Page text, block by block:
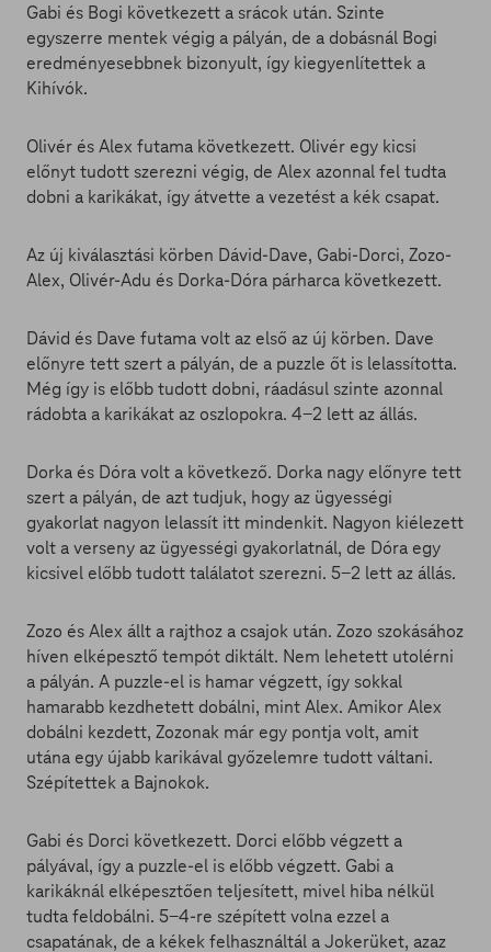
Gabi és Bogi következett a srácok után. Szinte
egyszerre mentek végig a pályán, de a dobásnál Bogi
eredményesebbnek bizonyult, így kiegyenlítettek a
Kihívók.
Olivér és Alex futama következett. Olivér egy kicsi
előnyt tudott szerezni végig, de Alex azonnal fel tudta
dobni a karikákat, így átvette a vezetést a kék csapat.
Az új kiválasztási körben Dávid-Dave, Gabi-Dorci, Zozo-
Alex, Olivér-Adu és Dorka-Dóra párharca következett.
Dávid és Dave futama volt az első az új körben. Dave
előnyre tett szert a pályán, de a puzzle őt is lelassította.
Még így is előbb tudott dobni, ráadásul szinte azonnal
rádobta a karikákat az oszlopokra. 4-2 lett az állás.
Dorka és Dóra volt a következő. Dorka nagy előnyre tett
szert a pályán, de azt tudjuk, hogy az ügyességi
gyakorlat nagyon lelassít itt mindenkit. Nagyon kiélezett
volt a verseny az ügyességi gyakorlatnál, de Dóra egy
kicsivel előbb tudott találatot szerezni. 5-2 lett az állás.
Zozo és Alex állt a rajthoz a csajok után. Zozo szokásához
híven elképesztő tempót diktált. Nem lehetett utolérni
a pályán. A puzzle-el is hamar végzett, így sokkal
hamarabb kezdhetett dobálni, mint Alex. Amikor Alex
dobálni kezdett, Zozonak már egy pontja volt, amit
utána egy újabb karikával győzelemre tudott váltani.
Szépítettek a Bajnokok.
Gabi és Dorci következett. Dorci előbb végzett a
pályával, így a puzzle-el is előbb végzett. Gabi a
karikáknál elképesztően teljesített, mivel hiba nélkül
tudta feldobálni. 5-4-re szépített volna ezzel a
csapatának, de a kékek felhasználtál a Jokerüket, azaz